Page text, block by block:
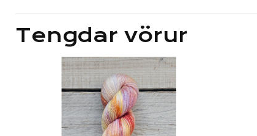
Tengdar vörur